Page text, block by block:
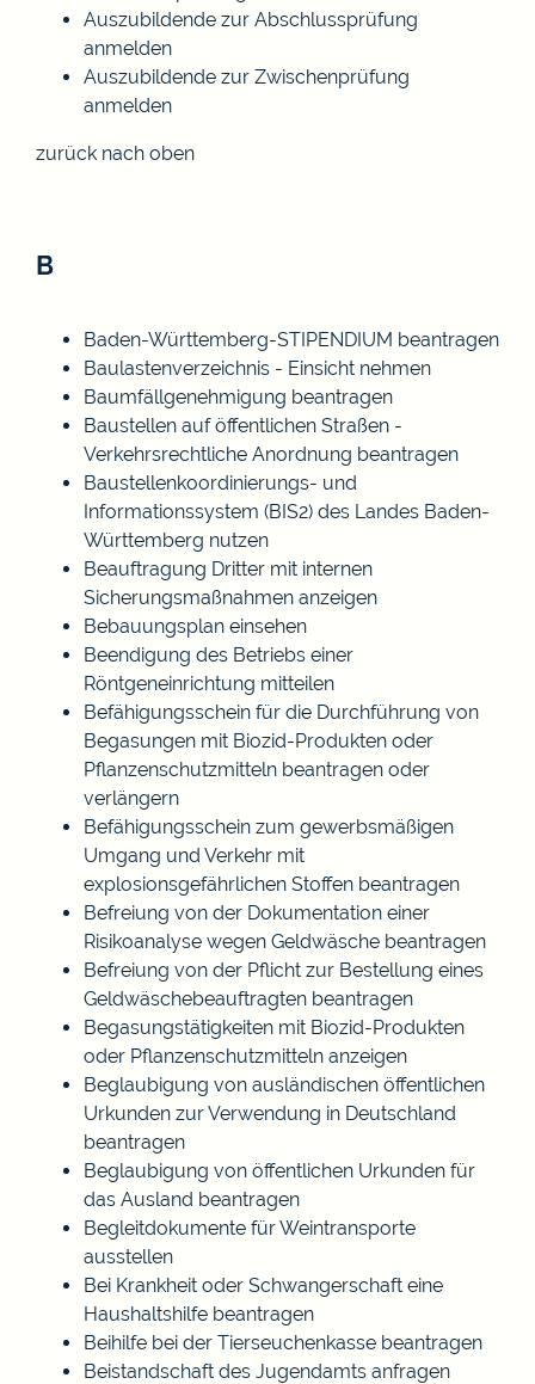
Auszubildende zur Abschlussprüfung
anmelden
Auszubildende zur Zwischenprüfung
anmelden
zurück nach oben
B
Baden-Württemberg-STIPENDIUM beantragen
Baulastenverzeichnis - Einsicht nehmen
Baumfällgenehmigung beantragen
Baustellen auf öffentlichen Straßen -
Verkehrsrechtliche Anordnung beantragen
Baustellenkoordinierungs- und
Informationssystem (BIS2) des Landes Baden-
Württemberg nutzen
Beauftragung Dritter mit internen
Sicherungsmaßnahmen anzeigen
Bebauungsplan einsehen
Beendigung des Betriebs einer
Röntgeneinrichtung mitteilen
Befähigungsschein für die Durchführung von
Begasungen mit Biozid-Produkten oder
Pflanzenschutzmitteln beantragen oder
verlängern
Befähigungsschein zum gewerbsmäßigen
Umgang und Verkehr mit
explosionsgefährlichen Stoffen beantragen
Befreiung von der Dokumentation einer
Risikoanalyse wegen Geldwäsche beantragen
Befreiung von der Pflicht zur Bestellung eines
Geldwäschebeauftragten beantragen
Begasungstätigkeiten mit Biozid-Produkten
oder Pflanzenschutzmitteln anzeigen
Beglaubigung von ausländischen öffentlichen
Urkunden zur Verwendung in Deutschland
beantragen
Beglaubigung von öffentlichen Urkunden für
das Ausland beantragen
Begleitdokumente für Weintransporte
ausstellen
Bei Krankheit oder Schwangerschaft eine
Haushaltshilfe beantragen
Beihilfe bei der Tierseuchenkasse beantragen
Beistandschaft des Jugendamts anfragen